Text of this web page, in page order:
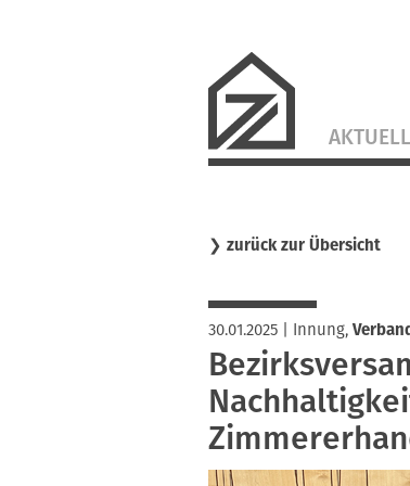
❯ zurück zur Übersicht
30.01.2025| Innung,